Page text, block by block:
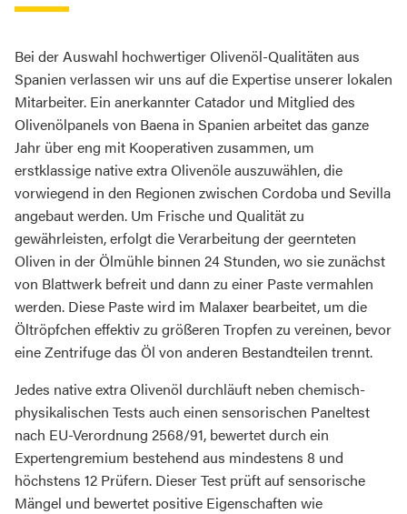
Bei der Auswahl hochwertiger Olivenöl-Qualitäten aus
Spanien verlassen wir uns auf die Expertise unserer lokalen
Mitarbeiter. Ein anerkannter Catador und Mitglied des
Olivenölpanels von Baena in Spanien arbeitet das ganze
Jahr über eng mit Kooperativen zusammen, um
erstklassige native extra Olivenöle auszuwählen, die
vorwiegend in den Regionen zwischen Cordoba und Sevilla
angebaut werden. Um Frische und Qualität zu
gewährleisten, erfolgt die Verarbeitung der geernteten
Oliven in der Ölmühle binnen 24 Stunden, wo sie zunächst
von Blattwerk befreit und dann zu einer Paste vermahlen
werden. Diese Paste wird im Malaxer bearbeitet, um die
Öltröpfchen effektiv zu größeren Tropfen zu vereinen, bevor
eine Zentrifuge das Öl von anderen Bestandteilen trennt.
Jedes native extra Olivenöl durchläuft neben chemisch-
physikalischen Tests auch einen sensorischen Paneltest
nach EU-Verordnung 2568/91, bewertet durch ein
Expertengremium bestehend aus mindestens 8 und
höchstens 12 Prüfern. Dieser Test prüft auf sensorische
Mängel und bewertet positive Eigenschaften wie